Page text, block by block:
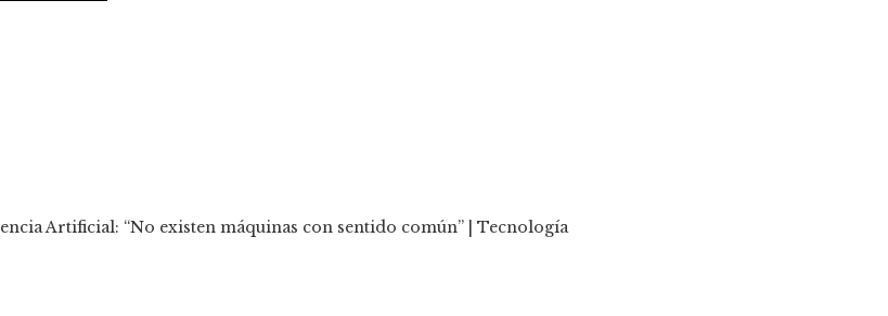
Artificial: “No existen máquinas con sentido común” | Tecnología